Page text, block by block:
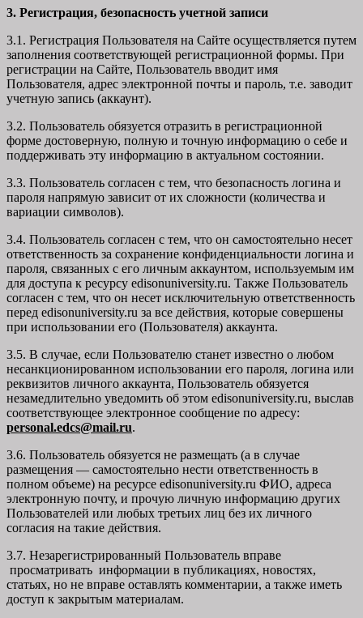
3. Регистрация, безопасность учетной записи
3.1. Регистрация Пользователя на Сайте осуществляется путем
заполнения соответствующей регистрационной формы. При
регистрации на Сайте, Пользователь вводит имя
Пользователя, адрес электронной почты и пароль, т.е. заводит
учетную запись (аккаунт).
3.2. Пользователь обязуется отразить в регистрационной
форме достоверную, полную и точную информацию о себе и
поддерживать эту информацию в актуальном состоянии.
3.3. Пользователь согласен с тем, что безопасность логина и
пароля напрямую зависит от их сложности (количества и
вариации символов).
3.4. Пользователь согласен с тем, что он самостоятельно несет
ответственность за сохранение конфиденциальности логина и
пароля, связанных с его личным аккаунтом, используемым им
для доступа к ресурсу edisonuniversity.ru. Также Пользователь
согласен с тем, что он несет исключительную ответственность
перед edisonuniversity.ru за все действия, которые совершены
при использовании его (Пользователя) аккаунта.
3.5. В случае, если Пользователю станет известно о любом
несанкционированном использовании его пароля, логина или
реквизитов личного аккаунта, Пользователь обязуется
незамедлительно уведомить об этом edisonuniversity.ru, выслав
соответствующее электронное сообщение по адресу:
personal.edcs@mail.ru.
3.6. Пользователь обязуется не размещать (а в случае
размещения — самостоятельно нести ответственность в
полном объеме) на ресурсе edisonuniversity.ru ФИО, адреса
электронную почту, и прочую личную информацию других
Пользователей или любых третьих лиц без их личного
согласия на такие действия.
3.7. Незарегистрированный Пользователь вправе
просматривать информации в публикациях, новостях,
статьях, но не вправе оставлять комментарии, а также иметь
доступ к закрытым материалам.